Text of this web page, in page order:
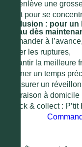
vous enlève une
Parfait pour se
Conclusion : pour
plateau dès
Commander à
éviter les ruptures,
garantir la meilleure
gagner un temps
s’assurer un
🌲 Livraison à
🌲 Click & collect :